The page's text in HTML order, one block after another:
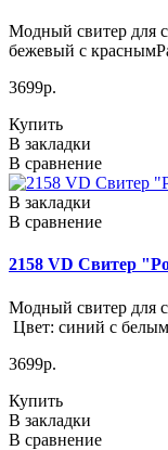
Модный свитер для
бежевый с
3699р.
Купить
В закладки
В сравнение
В закладки
В сравнение
2158 VD Свитер
Модный свитер для
Цвет: синий с
3699р.
Купить
В закладки
В сравнение